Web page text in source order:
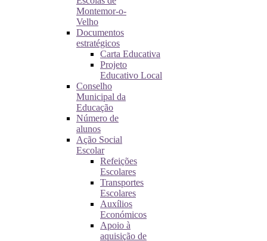
Montemor-o-
Velho
Documentos
estratégicos
Carta Educativa
Projeto
Educativo Local
Conselho
Municipal da
Educação
Número de
alunos
Ação Social
Escolar
Refeições
Escolares
Transportes
Escolares
Auxílios
Económicos
Apoio à
aquisição de